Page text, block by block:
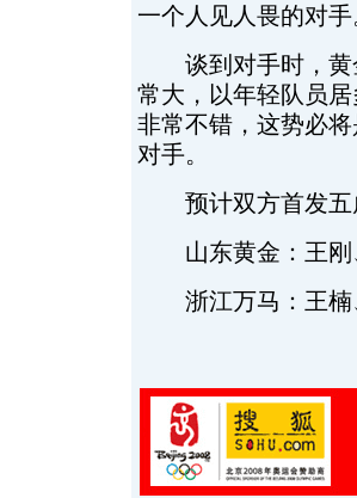
一个人见人畏的对手
谈到对手时，黄
常大，以年轻队员
非常不错，这势必
对手。
预计双方首发五
山东黄金：王刚
浙江万马：王楠